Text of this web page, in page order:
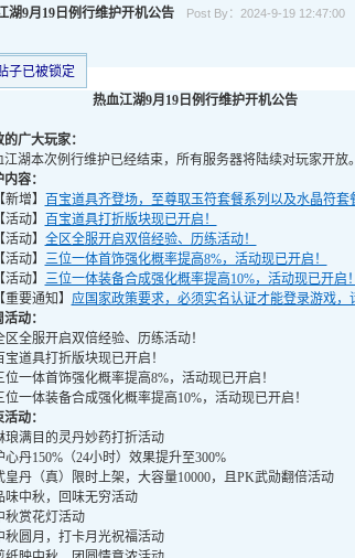
湖9月19日例行维护开机公告 Post By：2024-9-19 12:47:00
子已被锁定
热血江湖9月 19日 例行维护开机公告
广大玩家：
江湖本次例行维护已经结束，所有服务器将陆续对玩家开放。
容：
【新增】
百宝道具齐登场，至尊取玉符套餐系列以及水晶符套
【活动】
百宝道具打折版块现已开启！
【活动】 全区全服开启双倍经验、历练活动！
【活动】 三位一体首饰强化概率提高8%，活动现已开启！
【活动】 三位一体装备合成强化概率提高10%，活动现已开启！
【重要通知】 应国家政策要求，必须实名认证才能登录游戏，
动：
区全服开启双倍经验、历练活动！
宝道具打折版块现已开启！
位一体首饰强化概率提高8%，活动现已开启！
位一体装备合成强化概率提高10%，活动现已开启！
动：
琅满目的灵丹妙药打折活动
心丹150%（24小时）效果提升至300%
皇丹（真）限时上架，大容量10000，且PK武勋翻倍活动
味中秋，回味无穷活动
秋赏花灯活动
秋圆月，打卡月光祝福活动